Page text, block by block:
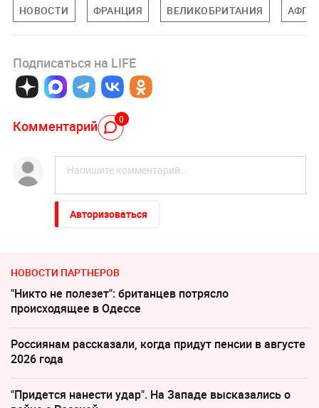
НОВОСТИ ФРАНЦИЯ ВЕЛИКОБРИТАНИЯ
Подписаться на LIFE
Комментарий 0
Авторизоваться
НОВОСТИ ПАРТНЕРОВ
"Никто не полезет": британцев потрясло
происходящее в Одессе
Россиянам рассказали, когда придут пенсии в августе
2026 года
"Придется нанести удар". На Западе высказались о